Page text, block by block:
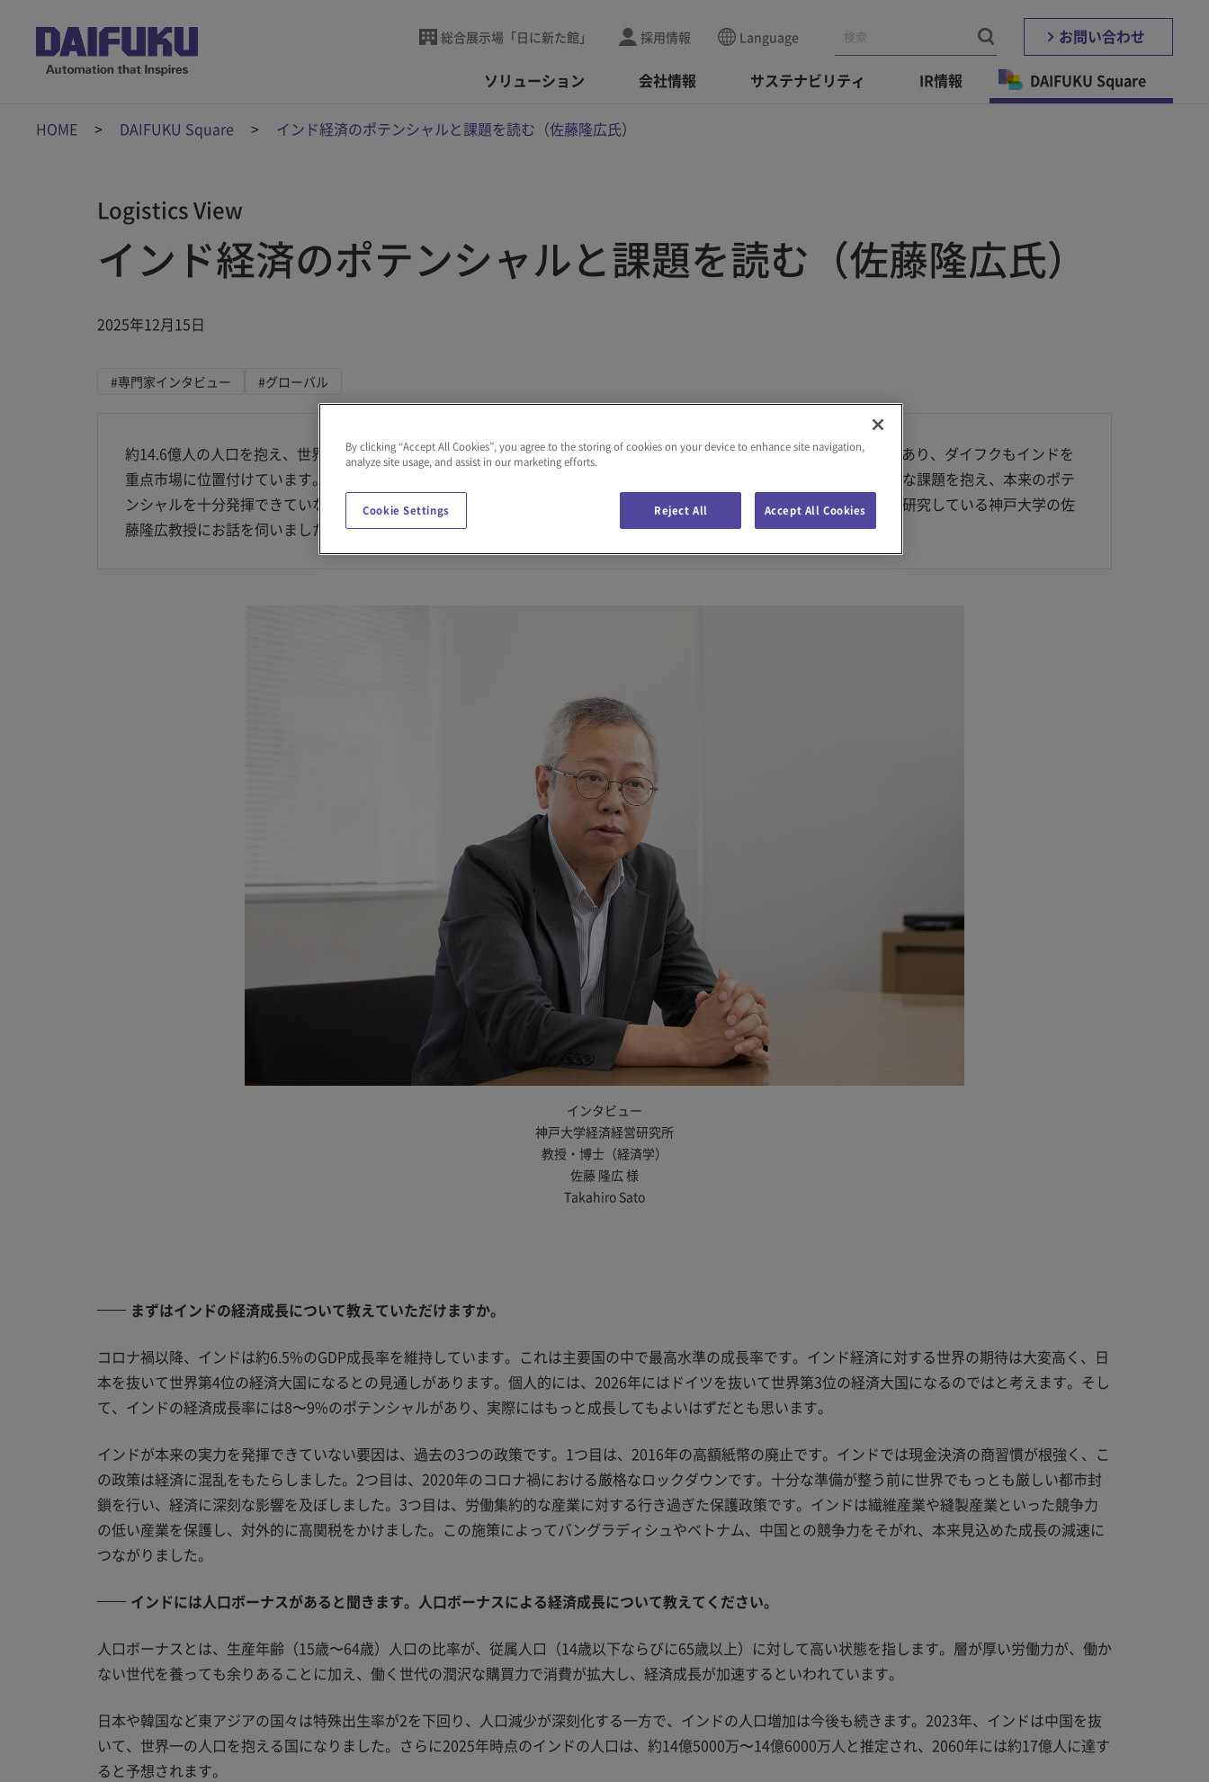
総合展示場「日に新た館」 採用情報 Language お問い合わせ
ソリューション 会社情報 サステナビリティ IR情報 DAIFUKU Square
HOME DAIFUKU Square インド経済のポテンシャルと課題を読む（佐藤隆広氏）
Logistics View
インド経済のポテンシャルと課題を読む（佐藤隆広氏）
2025年12月15日
#専門家インタビュー #グローバル
約14.6億人の人口を抱え、世界最高水準の経済成長率を誇るインド。日本をはじめとする外資系企業の進出は増加傾向にあり、ダイフクもインドを
重点市場に位置付けています。人口ボーナスで市場が拡大し、さらなる経済成長が見込まれるインドは、一方でさまざまな課題を抱え、本来のポテ
ンシャルを十分発揮できていない側面を持ちます。インド経済の実情、そして今後の見通しについて、長年インド経済を研究している神戸大学の佐
藤隆広教授にお話を伺いました。
インタビュー
神戸大学経済経営研究所
教授・博士（経済学）
佐藤 隆広 様
Takahiro Sato
まずはインドの経済成長について教えていただけますか。
コロナ禍以降、インドは約6.5%のGDP成長率を維持しています。これは主要国の中で最高水準の成長率です。インド経済に対する世界の期待は大変高く、日
本を抜いて世界第4位の経済大国になるとの見通しがあります。個人的には、2026年にはドイツを抜いて世界第3位の経済大国になるのではと考えます。そし
て、インドの経済成長率には8〜9%のポテンシャルがあり、実際にはもっと成長してもよいはずだとも思います。
インドが本来の実力を発揮できていない要因は、過去の3つの政策です。1つ目は、2016年の高額紙幣の廃止です。インドでは現金決済の商習慣が根強く、こ
の政策は経済に混乱をもたらしました。2つ目は、2020年のコロナ禍における厳格なロックダウンです。十分な準備が整う前に世界でもっとも厳しい都市封
鎖を行い、経済に深刻な影響を及ぼしました。3つ目は、労働集約的な産業に対する行き過ぎた保護政策です。インドは繊維産業や縫製産業といった競争力
の低い産業を保護し、対外的に高関税をかけました。この施策によってバングラディシュやベトナム、中国との競争力をそがれ、本来見込めた成長の減速に
つながりました。
インドには人口ボーナスがあると聞きます。人口ボーナスによる経済成長について教えてください。
人口ボーナスとは、生産年齢（15歳〜64歳）人口の比率が、従属人口（14歳以下ならびに65歳以上）に対して高い状態を指します。層が厚い労働力が、働か
ない世代を養っても余りあることに加え、働く世代の潤沢な購買力で消費が拡大し、経済成長が加速するといわれています。
日本や韓国など東アジアの国々は特殊出生率が2を下回り、人口減少が深刻化する一方で、インドの人口増加は今後も続きます。2023年、インドは中国を抜
いて、世界一の人口を抱える国になりました。さらに2025年時点のインドの人口は、約14億5000万〜14億6000万人と推定され、2060年には約17億人に達す
ると予想されます。
By clicking “Accept All Cookies”, you agree to the storing of cookies on your device to enhance site navigation,
analyze site usage, and assist in our marketing efforts.
Cookie Settings Reject All Accept All Cookies